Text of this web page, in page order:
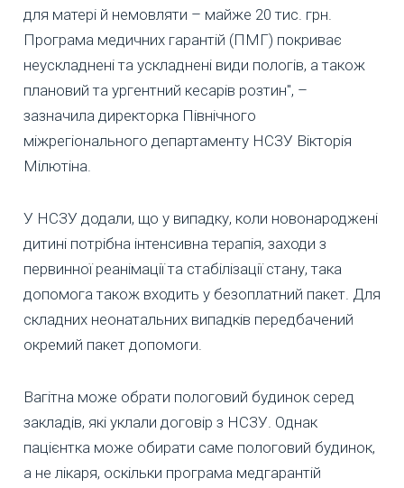
для матері й немовляти – майже 20 тис. грн.
Програма медичних гарантій (ПМГ) покриває
неускладнені та ускладнені види пологів, а також
плановий та ургентний кесарів розтин", –
зазначила директорка Північного
міжрегіонального департаменту НСЗУ Вікторія
Мілютіна.
У НСЗУ додали, що у випадку, коли новонароджені
дитині потрібна інтенсивна терапія, заходи з
первинної реанімації та стабілізації стану, така
допомога також входить у безоплатний пакет. Для
складних неонатальних випадків передбачений
окремий пакет допомоги.
Вагітна може обрати пологовий будинок серед
закладів, які уклали договір з НСЗУ. Однак
пацієнтка може обирати саме пологовий будинок,
а не лікаря, оскільки програма медгарантій